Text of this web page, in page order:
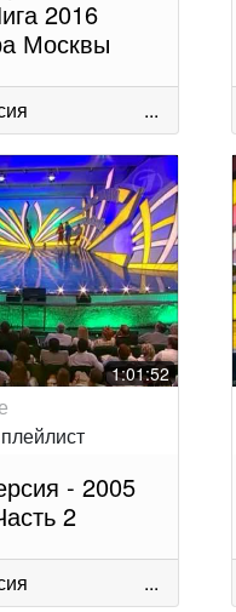
2016
Москвы
...
1:01:52
- 2005
2
...